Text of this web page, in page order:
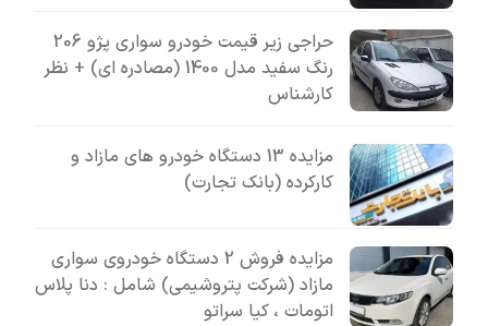
حراجی زیر قیمت خودرو سواری پژو 206
رنگ سفید مدل 1400 (مصادره ای) + نظر
کارشناس
مزایده 13 دستگاه خودرو های مازاد و
کارکرده (بانک تجارت)
مزایده فروش 2 دستگاه خودروی سواری
مازاد (شرکت پتروشیمی) شامل : دنا پلاس
اتومات ، کیا سراتو